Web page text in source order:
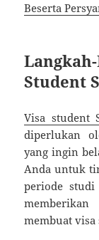
Beserta
Student
Visa student
diperlukan
yang ingin
Anda untuk
periode
memberikan
membuat visa